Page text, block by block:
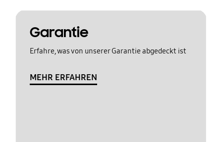
Garantie
Erfahre, was von unserer Garantie abgedeckt ist
MEHR ERFAHREN